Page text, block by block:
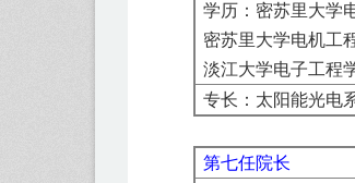
学历： 密苏里大学
密苏里大学电机工
淡江大学电子工程
专长： 太阳能光电
第七任院长